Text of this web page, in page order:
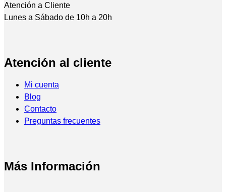
Atención a Cliente
Lunes a Sábado de 10h a 20h
Atención al cliente
Mi cuenta
Blog
Contacto
Preguntas frecuentes
Más Información